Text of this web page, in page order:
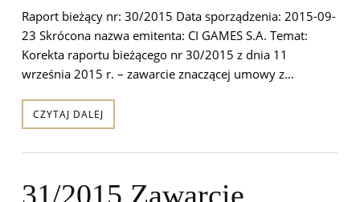
Raport bieżący nr: 30/2015 Data sporządzenia: 2015-09-
23 Skrócona nazwa emitenta: CI GAMES S.A. Temat:
Korekta raportu bieżącego nr 30/2015 z dnia 11
września 2015 r. – zawarcie znaczącej umowy z…
CZYTAJ DALEJ
31/2015 Zawarcie